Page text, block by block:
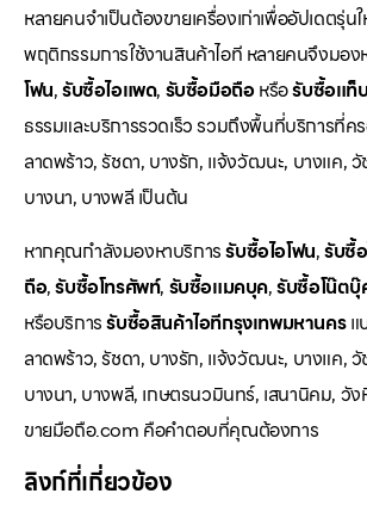
หลายคนจำเป็นต้องขายเครื่องเก่าเพื่ออัปเดตรุ่น
พฤติกรรมการใช้งานสินค้าไอที หลายคนจึงมอ
โฟน,รับซื้อไอแพด, รับซื้อมือถือหรือรับซื้อแท็
ธรรมและบริการรวดเร็ว รวมถึงพื้นที่บริการที่ค
ลาดพร้าว, รัชดา, บางรัก, แจ้งวัฒนะ, บางแค,
บางนา, บางพลี เป็นต้น
หากคุณกำลังมองหาบริการรับซื้อไอโฟน,รับซื้
ถือ,รับซื้อโทรศัพท์, รับซื้อแมคบุค,รับซื้อโน๊ตบุ๊
หรือบริการรับซื้อสินค้าไอทีกรุงเทพมหานครแ
ลาดพร้าว, รัชดา, บางรัก, แจ้งวัฒนะ, บางแค,
บางนา, บางพลี, เกษตรนวมินทร์, เสนานิคม, วั
ขายมือถือ.com คือคำตอบที่คุณต้องการ
ลิงก์ที่เกี่ยวข้อง